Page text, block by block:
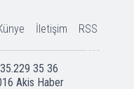
İletişim RSS
35 36
Akis Haber